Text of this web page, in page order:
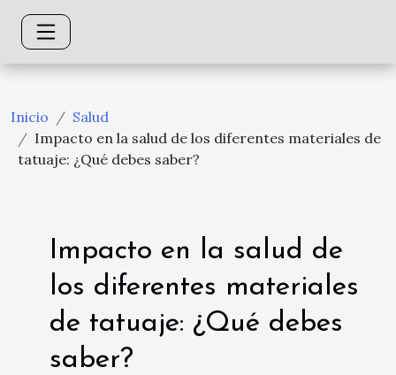
Inicio
Salud
Impacto en la salud de los diferentes materiales de
tatuaje: ¿Qué debes saber?
Impacto en la salud de
los diferentes materiales
de tatuaje: ¿Qué debes
saber?